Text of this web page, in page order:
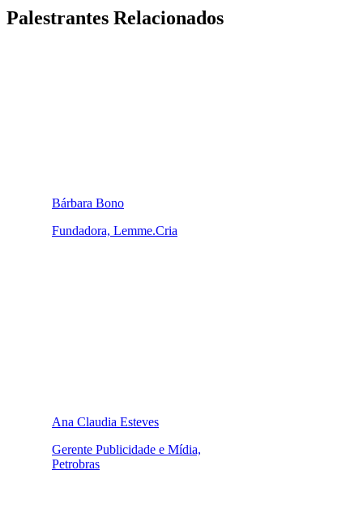
e multinacionais, nas quais liderou estratégias de comunicação em
Palestrantes Relacionados
Bárbara Bono
Fundadora, Lemme.Cria
Ana Claudia Esteves
Gerente Publicidade e Mídia,
Petrobras